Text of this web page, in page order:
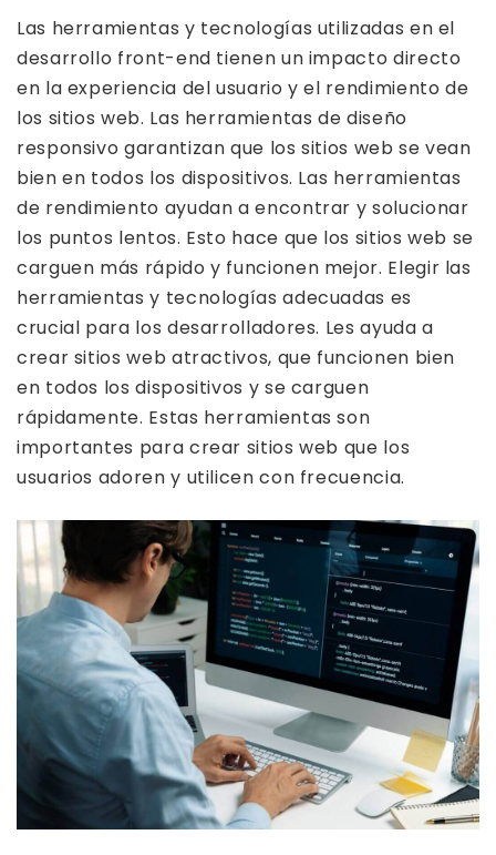
Las herramientas y tecnologías utilizadas en el
desarrollo front-end tienen un impacto directo
en la experiencia del usuario y el rendimiento de
los sitios web. Las herramientas de diseño
responsivo garantizan que los sitios web se vean
bien en todos los dispositivos. Las herramientas
de rendimiento ayudan a encontrar y solucionar
los puntos lentos. Esto hace que los sitios web se
carguen más rápido y funcionen mejor. Elegir las
herramientas y tecnologías adecuadas es
crucial para los desarrolladores. Les ayuda a
crear sitios web atractivos, que funcionen bien
en todos los dispositivos y se carguen
rápidamente. Estas herramientas son
importantes para crear sitios web que los
usuarios adoren y utilicen con frecuencia.